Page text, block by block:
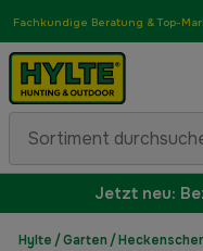
Fachkundige Beratung & Top-
Jetzt neu:
Hylte /Garten /